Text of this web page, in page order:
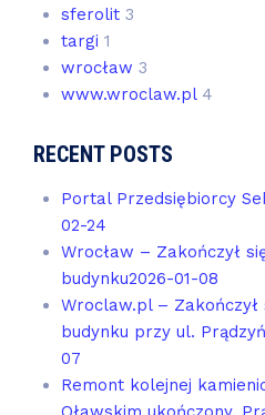
sferolit 3
targi 1
wrocław 3
www.wroclaw.pl 4
RECENT POSTS
Portal Przedsiębiorcy
02-24
Wrocław – Zakończył
budynku2026-01-08
Wroclaw.pl –
budynku przy ul.
07
Remont kolejnej